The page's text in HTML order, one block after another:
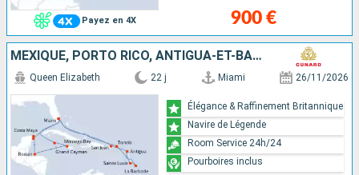
Payez en 4X 900 €
MEXIQUE, PORTO RICO, ANTIGUA-ET-BARBUDA, SAINTE-LUCIE, BARBADE, SAINT-MARTIN, TORTOLA, ÉTATS-UNIS, CAÏMANS (ÎLES), JAMAÏQUE, HONDURAS
Queen Elizabeth 22 j Miami 26/11/2026
Élégance & Raffinement Britannique
Navire de Légende
Room Service 24h/24
Pourboires inclus